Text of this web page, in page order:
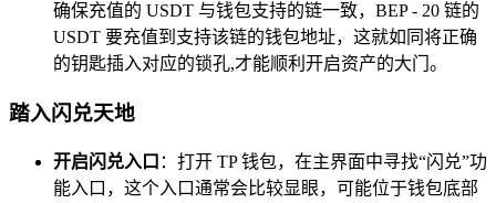
确保充值的 USDT 与钱包支持的链一致，BEP - 20 链的
USDT 要充值到支持该链的钱包地址，这就如同将正确
的钥匙插入对应的锁孔,才能顺利开启资产的大门。
踏入闪兑天地
开启闪兑入口 ：打开 TP 钱包，在主界面中寻找“闪兑”功
能入口，这个入口通常会比较显眼，可能位于钱包底部